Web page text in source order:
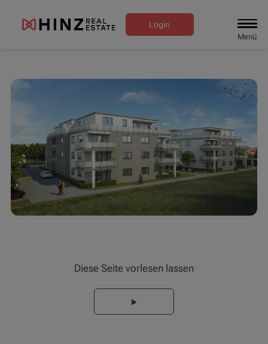
Login
Diese Seite vorlesen lassen